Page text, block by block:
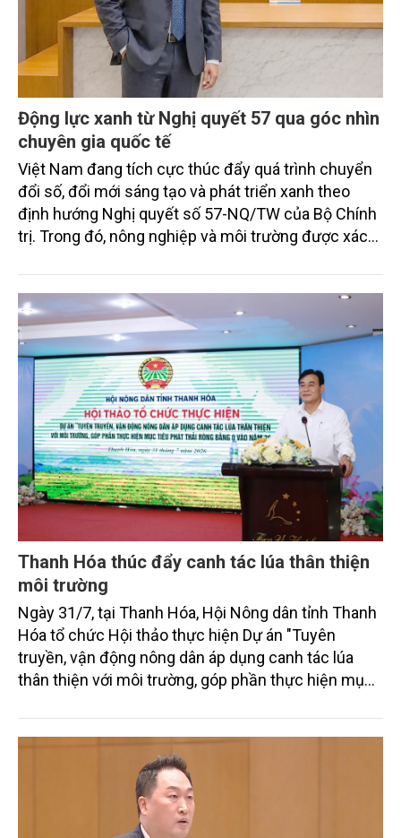
Động lực xanh từ Nghị quyết 57 qua góc nhìn
chuyên gia quốc tế
Việt Nam đang tích cực thúc đẩy quá trình chuyển
đổi số, đổi mới sáng tạo và phát triển xanh theo
định hướng Nghị quyết số 57-NQ/TW của Bộ Chính
trị. Trong đó, nông nghiệp và môi trường được xác
sắc bởi các tiến bộ công nghệ và cam kết bền vững
toàn cầu, đặc biệt là mục tiêu đưa phát thải ròng
bằng 0 (Net-Zero) vào năm 2050.
Thanh Hóa thúc đẩy canh tác lúa thân thiện
môi trường
Ngày 31/7, tại Thanh Hóa, Hội Nông dân tỉnh Thanh
Hóa tổ chức Hội thảo thực hiện Dự án "Tuyên
truyền, vận động nông dân áp dụng canh tác lúa
thân thiện với môi trường, góp phần thực hiện mục
trình thu hút sự tham gia của đông đảo đại biểu đến
từ các cơ quan quản lý nhà nước, đơn vị nghiên cứu,
doanh nghiệp, hợp tác xã và nông dân đang trực
tiếp triển khai mô hình sản xuất lúa phát thải thấp.